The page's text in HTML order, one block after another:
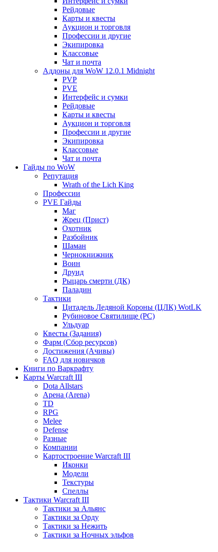
Рейдовые
Карты и квесты
Аукцион и торговля
Профессии и другие
Экипировка
Классовые
Чат и почта
Аддоны для WoW 12.0.1 Midnight
PVP
PVE
Интерфейс и сумки
Рейдовые
Карты и квесты
Аукцион и торговля
Профессии и другие
Экипировка
Классовые
Чат и почта
Гайды по WoW
Репутация
Wrath of the Lich King
Профессии
PVE Гайды
Маг
Жрец (Прист)
Охотник
Разбойник
Шаман
Чернокнижник
Воин
Друид
Рыцарь смерти (ДК)
Паладин
Тактики
Цитадель Ледяной Короны (ЦЛК) WotLK
Рубиновое Святилище (РС)
Ульдуар
Квесты (Задания)
Фарм (Сбор ресурсов)
Достижения (Ачивы)
FAQ для новичков
Книги по Варкрафту
Карты Warcraft III
Dota Allstars
Арена (Arena)
TD
RPG
Melee
Defense
Разные
Компании
Картостроение Warcraft III
Иконки
Модели
Текстуры
Спеллы
Тактики Warcraft III
Тактики за Альянс
Тактики за Орду
Тактики за Нежить
Тактики за Ночных эльфов